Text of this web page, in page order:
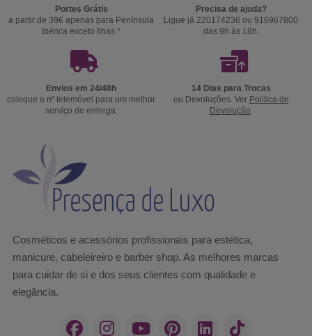
Portes Grátis
a partir de 39€ apenas para Península
Ibérica exceto Ilhas *
Precisa de ajuda?
Ligue já 220174236 ou 916967800
das 9h às 18h.
Envios em 24/48h
coloque o nº telemóvel para um melhor
serviço de entrega.
14 Dias para Trocas
ou Devoluções. Ver Politica de
Devolução.
Cosméticos e acessórios profissionais para estética,
manicure, cabeleireiro e barber shop. As melhores marcas
para cuidar de si e dos seus clientes com qualidade e
elegância.